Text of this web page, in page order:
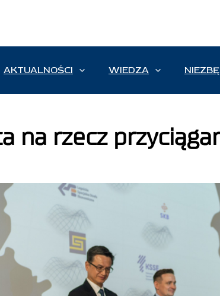
AKTUALNOŚCI WIEDZA
na rzecz